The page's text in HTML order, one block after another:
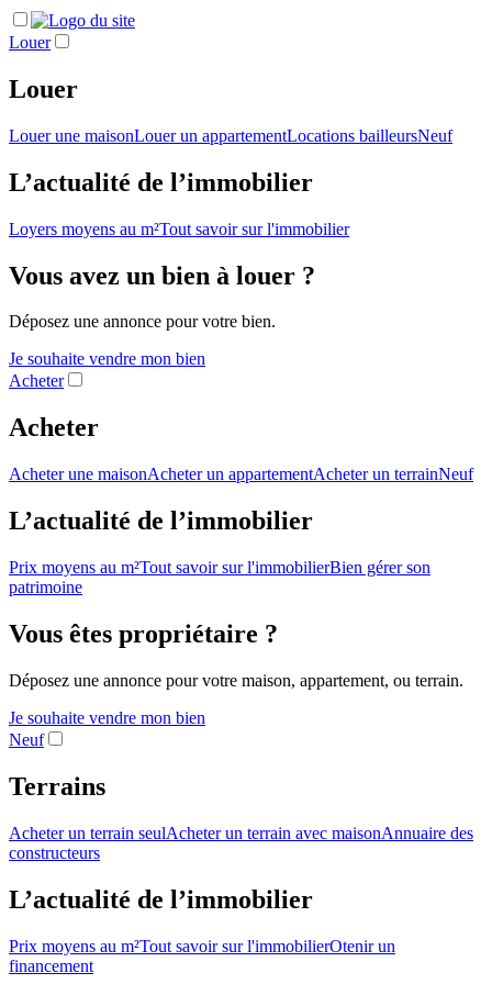
Louer
Louer
Louer une maisonLouer un appartementLocations bailleursNeuf
L’actualité de l’immobilier
Loyers moyens au m²Tout savoir sur l'immobilier
Vous avez un bien à louer ?
Déposez une annonce pour votre bien.
Je souhaite vendre mon bien
Acheter
Acheter
Acheter une maisonAcheter un appartementAcheter un terrainNeuf
L’actualité de l’immobilier
Prix moyens au m²Tout savoir sur l'immobilierBien gérer son
patrimoine
Vous êtes propriétaire ?
Déposez une annonce pour votre maison, appartement, ou terrain.
Je souhaite vendre mon bien
Neuf
Terrains
Acheter un terrain seulAcheter un terrain avec maisonAnnuaire des
constructeurs
L’actualité de l’immobilier
Prix moyens au m²Tout savoir sur l'immobilierOtenir un
financement